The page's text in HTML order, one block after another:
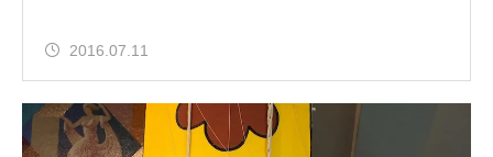
2016.07.11